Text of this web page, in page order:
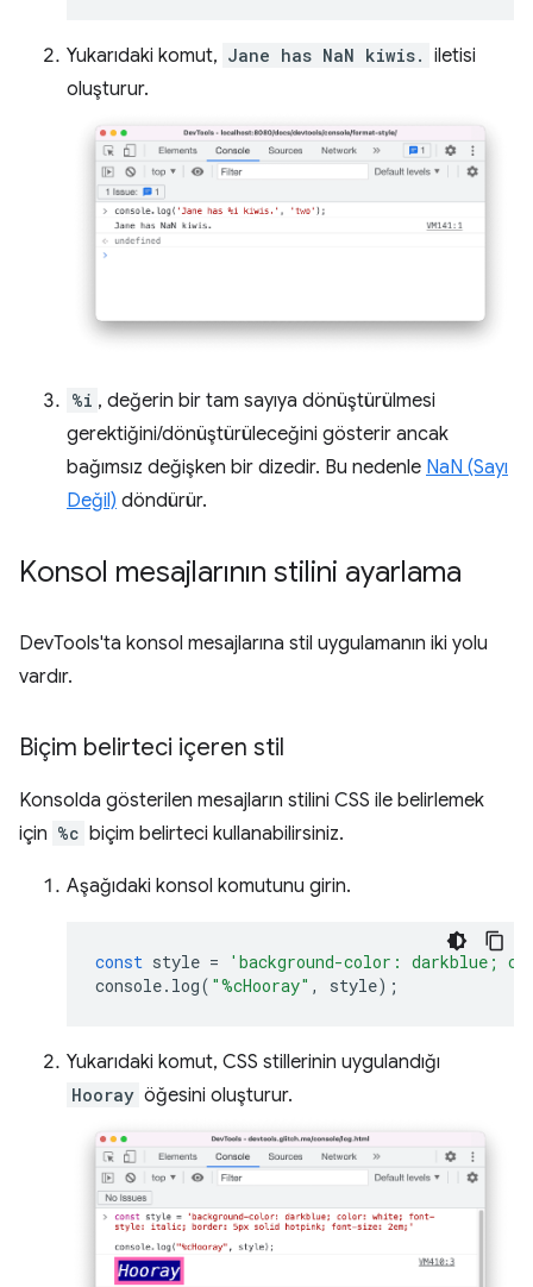
Yukarıdaki komut, Jane has NaN kiwis. iletisi
oluşturur.
%i , değerin bir tam sayıya dönüştürülmesi
gerektiğini/dönüştürüleceğini gösterir ancak
bağımsız değişken bir dizedir. Bu nedenle NaN (Sayı
Değil) döndürür.
Konsol mesajlarının stilini ayarlama
DevTools'ta konsol mesajlarına stil uygulamanın iki yolu
vardır.
Biçim belirteci içeren stil
Konsolda gösterilen mesajların stilini CSS ile belirlemek
için %c biçim belirteci kullanabilirsiniz.
Aşağıdaki konsol komutunu girin.
const style =
'background-color:
console. log( "%cHooray" , style);
Yukarıdaki komut, CSS stillerinin uygulandığı
Hooray öğesini oluşturur.